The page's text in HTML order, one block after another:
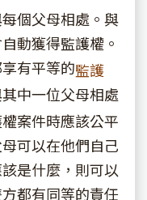
個父母相處。與
動獲得監護權。
有平等的監護
中一位父母相處
案件時應該公平
可以在他們自己
是什麼，則可以
都有同等的責任